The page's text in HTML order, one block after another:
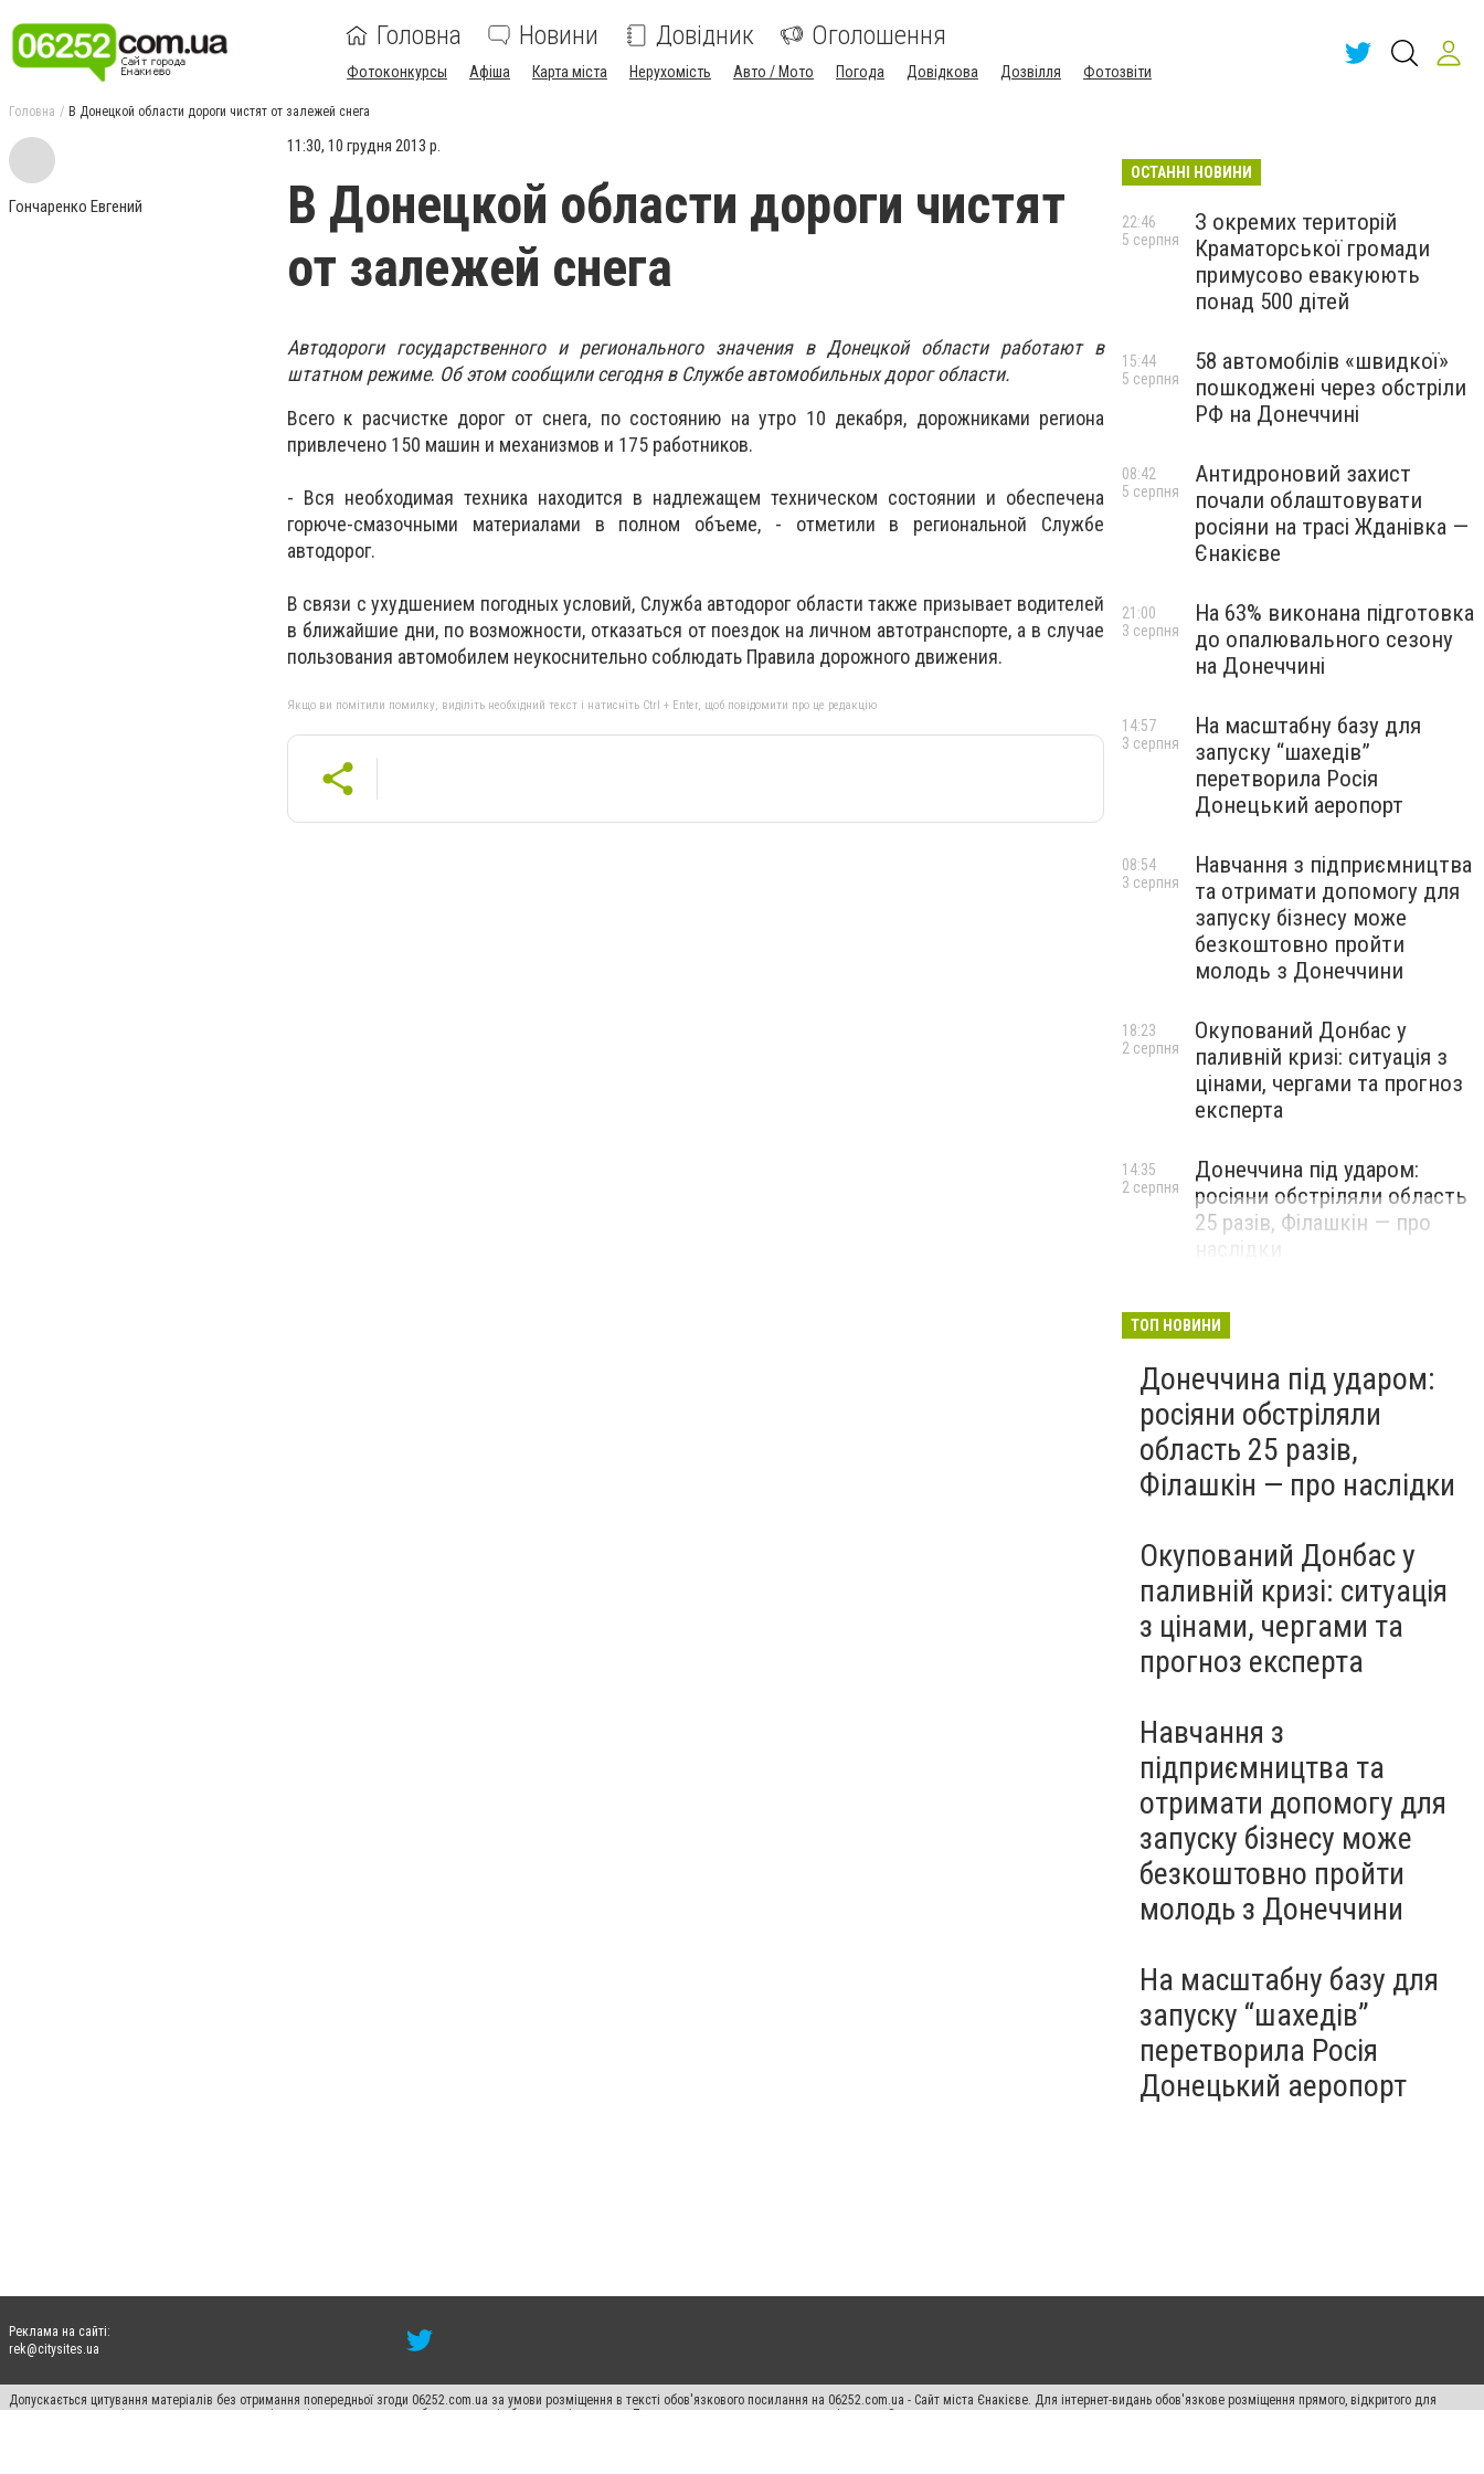
Головна Новини Довідник Оголошення
Фотоконкурсы Афіша Карта міста Нерухомість Авто / Мото Погода Довідкова Дозвілля Фотозвіти
Головна В Донецкой области дороги чистят от залежей снега
Гончаренко Евгений
11:30, 10 грудня 2013 р.
В Донецкой области дороги чистят
от залежей снега
Автодороги государственного и регионального значения в Донецкой области работают в
штатном режиме. Об этом сообщили сегодня в Службе автомобильных дорог области.
Всего к расчистке дорог от снега, по состоянию на утро 10 декабря, дорожниками региона
привлечено 150 машин и механизмов и 175 работников.
- Вся необходимая техника находится в надлежащем техническом состоянии и обеспечена
горюче-смазочными материалами в полном объеме, - отметили в региональной Службе
автодорог.
В связи с ухудшением погодных условий, Служба автодорог области также призывает водителей
в ближайшие дни, по возможности, отказаться от поездок на личном автотранспорте, а в случае
пользования автомобилем неукоснительно соблюдать Правила дорожного движения.
Якщо ви помітили помилку, виділіть необхідний текст і натисніть Ctrl + Enter, щоб повідомити про це редакцію
ОСТАННІ НОВИНИ
З окремих територій
Краматорської громади
примусово евакуюють
понад 500 дітей
22:46
5 серпня
58 автомобілів «швидкої»
пошкоджені через обстріли
РФ на Донеччині
15:44
5 серпня
Антидроновий захист
почали облаштовувати
росіяни на трасі Жданівка —
Єнакієве
08:42
5 серпня
На 63% виконана підготовка
до опалювального сезону
на Донеччині
21:00
3 серпня
На масштабну базу для
запуску “шахедів”
перетворила Росія
Донецький аеропорт
14:57
3 серпня
Навчання з підприємництва
та отримати допомогу для
запуску бізнесу може
безкоштовно пройти
молодь з Донеччини
08:54
3 серпня
Окупований Донбас у
паливній кризі: ситуація з
цінами, чергами та прогноз
експерта
18:23
2 серпня
Донеччина під ударом:
росіяни обстріляли область
25 разів, Філашкін — про
14:35
2 серпня
ТОП НОВИНИ
Донеччина під ударом:
росіяни обстріляли
область 25 разів,
Філашкін — про наслідки
Окупований Донбас у
паливній кризі: ситуація
з цінами, чергами та
прогноз експерта
Навчання з
підприємництва та
отримати допомогу для
запуску бізнесу може
безкоштовно пройти
молодь з Донеччини
На масштабну базу для
запуску “шахедів”
перетворила Росія
Донецький аеропорт
Реклама на сайті:
rek@citysites.ua
Допускається цитування матеріалів без отримання попередньої згоди 06252.com.ua за умови розміщення в тексті обов'язкового посилання на 06252.com.ua - Сайт міста Єнакієве. Для інтернет-видань обов'язкове розміщення прямого, відкритого для
пошукових систем гіперпосилання на цитовані статті не нижче другого абзацу в тексті або в якості джерела. Порушення виняткових прав переслідується Законом.